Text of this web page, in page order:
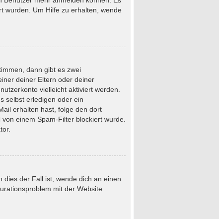
wurden. Um Hilfe zu erhalten, wende
dann gibt es zwei
deiner Eltern oder deiner
vielleicht aktiviert werden.
selbst erledigen oder ein
erhalten hast, folge den dort
einem Spam-Filter blockiert wurde.
dies der Fall ist, wende dich an einen
mit der Website